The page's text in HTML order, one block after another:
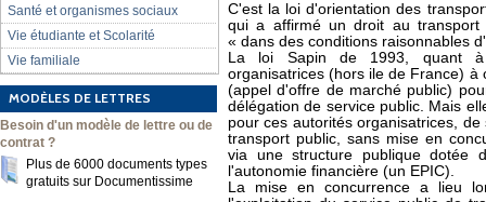
Santé et organismes sociaux
Vie étudiante et Scolarité
Vie familiale
MODÈLES DE LETTRES
Besoin d'un modèle de lettre ou de
contrat ?
Plus de 6000 documents types
gratuits sur Documentissime
C'est la loi d'orientation des
qui a affirmé un droit au
« dans des conditions raisonnables
La loi Sapin de 1993, quant
organisatrices (hors ile de France)
(appel d'offre de marché public)
délégation de service public. Mais
pour ces autorités organisatrices,
transport public, sans mise en
via une structure publique dotée
l'autonomie financière (un EPIC).
La mise en concurrence a lieu